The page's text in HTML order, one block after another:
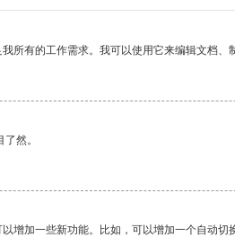
所有的工作需求。我可以使用它来编辑文档、
然。
增加一些新功能。比如，可以增加一个自动